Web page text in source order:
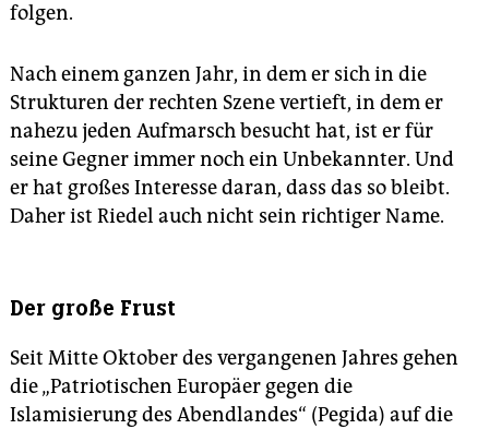
folgen.
Nach einem ganzen Jahr, in dem er sich in die
Strukturen der rechten Szene vertieft, in dem er
nahezu jeden Aufmarsch besucht hat, ist er für
seine Gegner immer noch ein Unbekannter. Und
er hat großes Interesse daran, dass das so bleibt.
Daher ist Riedel auch nicht sein richtiger Name.
Der große Frust
Seit Mitte Oktober des vergangenen Jahres gehen
die „Patriotischen Europäer gegen die
Islamisierung des Abendlandes“ (Pegida) auf die